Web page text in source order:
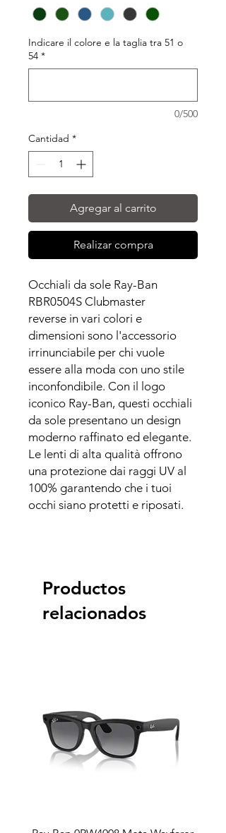
Indicare il colore e la taglia tra 51 o
54 *
0/500
Cantidad *
Agregar al carrito
Realizar compra
Occhiali da sole Ray-Ban
RBR0504S Clubmaster
reverse in vari colori e
dimensioni sono l'accessorio
irrinunciabile per chi vuole
essere alla moda con uno stile
inconfondibile. Con il logo
iconico Ray-Ban, questi occhiali
da sole presentano un design
moderno raffinato ed elegante.
Le lenti di alta qualità offrono
una protezione dai raggi UV al
100% garantendo che i tuoi
occhi siano protetti e riposati.
Productos
relacionados